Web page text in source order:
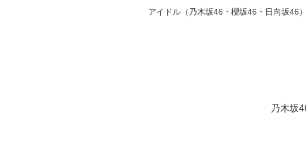
アイドル（乃木坂46・櫻坂46・日向坂46
乃木坂